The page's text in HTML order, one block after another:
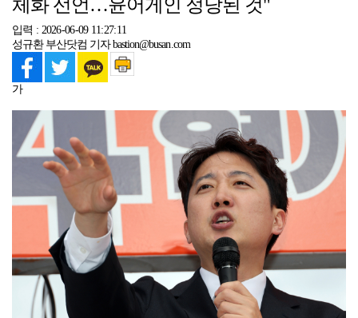
체화 선언…윤어게인 정당된 것"
입력 : 2026-06-09 11:27:11
성규환 부산닷컴 기자 bastion@busan.com
가